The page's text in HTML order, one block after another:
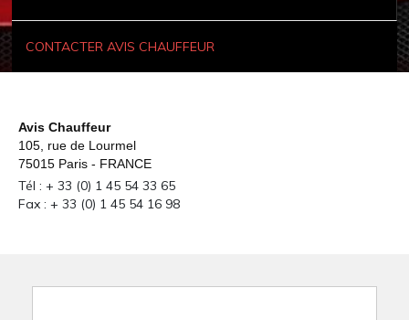
CONTACTER AVIS CHAUFFEUR
Avis Chauffeur
105, rue de Lourmel
75015 Paris - FRANCE
Tél : + 33 (0) 1 45 54 33 65
Fax : + 33 (0) 1 45 54 16 98